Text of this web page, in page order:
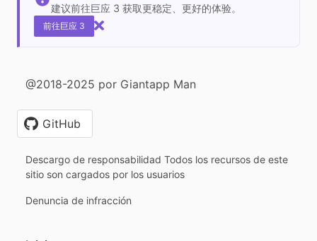
建议前往巨应 3 获取更稳定、更好的体验。
前往巨应 3
@2018-2025 por Giantapp Man
GitHub
Descargo de responsabilidad Todos los recursos de este
sitio son cargados por los usuarios
Denuncia de infracción